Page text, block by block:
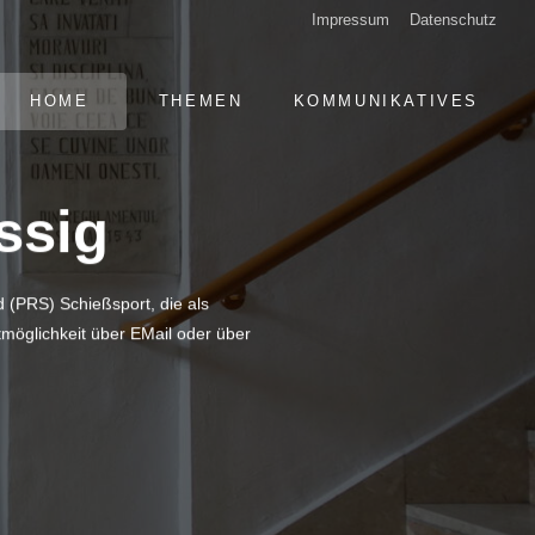
Impressum Datenschutz
NAVIGATION
ÜBERSPRINGEN
HOME THEMEN KOMMUNIKATIVES
(PRS) Schießsport, die als
über EMail oder über